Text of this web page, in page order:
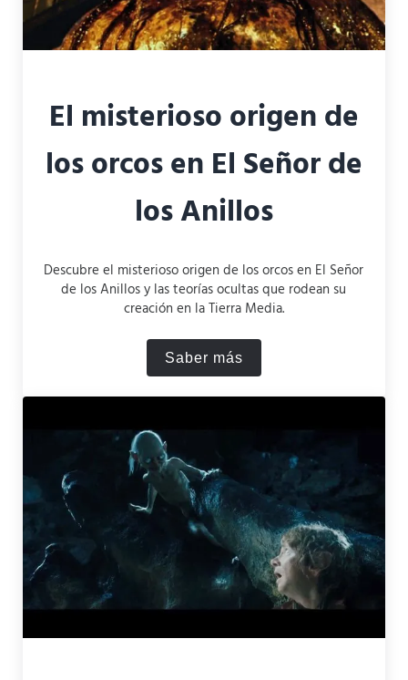
El misterioso origen de
los orcos en El Señor de
los Anillos
Descubre el misterioso origen de los orcos en El Señor
de los Anillos y las teorías ocultas que rodean su
creación en la Tierra Media.
Saber másEl misterioso origen de los